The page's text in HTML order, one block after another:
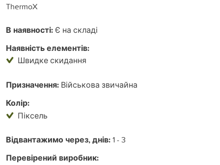
ThermoX
В наявності: Є на складі
Наявність елементів:
Швидке скидання
Призначення: Військова звичайна
Колір:
Піксель
Відвантажимо через, днів:1 - 3
Перевірений виробник: